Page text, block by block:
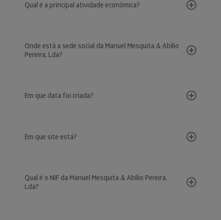
Qual é a principal atividade económica?
Onde está a sede social da Manuel Mesquita & Abílio
Pereira, Lda?
Em que data foi criada?
Em que site está?
Qual é o NIF da Manuel Mesquita & Abílio Pereira,
Lda?